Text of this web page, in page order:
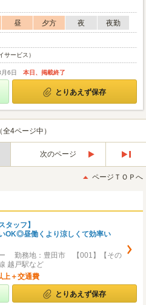
昼 夕方 夜
夜勤
サービス）
6日 本日、掲載終了
とりあえず保存
4ページ中）
次のページ
後
ページＴＯＰへ
タッフ】
OK◎昼働くより涼しくて効率い
ー 勤務地：豊田市 【001】【その
越戸駅など
上＋交通費
とりあえず保存